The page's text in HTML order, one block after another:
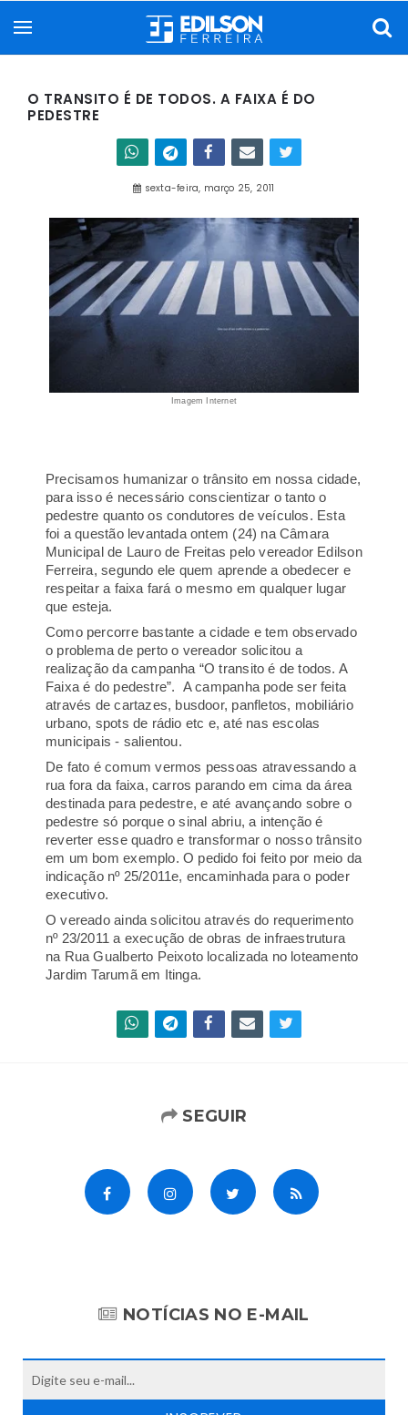
O TRANSITO É DE TODOS. A FAIXA É DO
PEDESTRE
sexta-feira, março 25, 2011
Imagem Internet
Precisamos humanizar o trânsito em nossa cidade,
para isso é necessário conscientizar o tanto o
pedestre quanto os condutores de veículos. Esta
foi a questão levantada ontem (24) na Câmara
Municipal de Lauro de Freitas pelo vereador Edilson
Ferreira, segundo ele quem aprende a obedecer e
respeitar a faixa fará o mesmo em qualquer lugar
que esteja.
Como percorre bastante a cidade e tem observado
o problema de perto o vereador solicitou a
realização da campanha “O transito é de todos. A
Faixa é do pedestre”. A campanha pode ser feita
através de cartazes, busdoor, panfletos, mobiliário
urbano, spots de rádio etc e, até nas escolas
municipais - salientou.
De fato é comum vermos pessoas atravessando a
rua fora da faixa, carros parando em cima da área
destinada para pedestre, e até avançando sobre o
pedestre só porque o sinal abriu, a intenção é
reverter esse quadro e transformar o nosso trânsito
em um bom exemplo. O pedido foi feito por meio da
indicação nº 25/2011e, encaminhada para o poder
executivo.
O vereado ainda solicitou através do requerimento
nº 23/2011 a execução de obras de infraestrutura
na Rua Gualberto Peixoto localizada no loteamento
Jardim Tarumã em Itinga.
SEGUIR
NOTÍCIAS NO E-MAIL